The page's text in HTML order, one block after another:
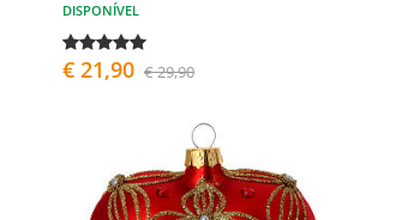
DISPONÍVEL
€ 21,90 € 29,90